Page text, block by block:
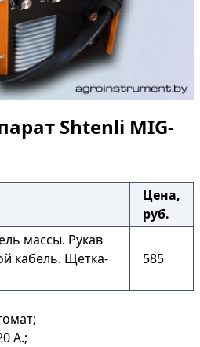
Shtenli МIG-
Цена,
руб.
массы. Рукав
кабель. Щетка-
585
А.;